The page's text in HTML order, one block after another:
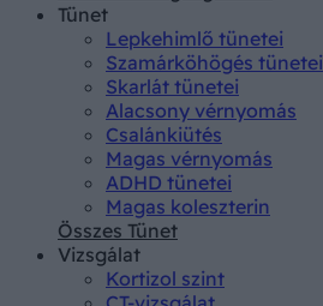
Tünet
Lepkehimlő tünetei
Szamárköhögés tünetei
Skarlát tünetei
Alacsony vérnyomás
Csalánkiütés
Magas vérnyomás
ADHD tünetei
Magas koleszterin
Összes Tünet
Vizsgálat
Kortizol szint